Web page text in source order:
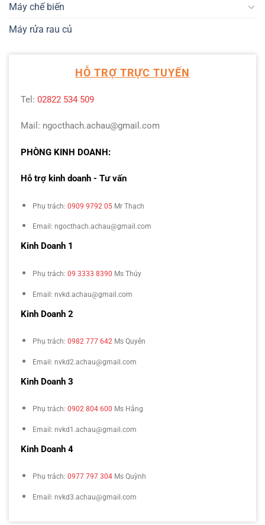
Máy chế biến
Máy rửa rau củ
HỖ TRỢ TRỰC TUYẾN
Tel: 02822 534 509
Mail: ngocthach.achau@gmail.com
PHÒNG KINH DOANH:
Hỗ trợ kinh doanh - Tư vấn
Phụ trách: 0909 9792 05 Mr Thạch
Email: ngocthach.achau@gmail.com
Kinh Doanh 1
Phụ trách: 09 3333 8390 Ms Thúy
Email: nvkd.achau@gmail.com
Kinh Doanh 2
Phụ trách: 0982 777 642 Ms Quyên
Email: nvkd2.achau@gmail.com
Kinh Doanh 3
Phụ trách: 0902 804 600 Ms Hằng
Email: nvkd1.achau@gmail.com
Kinh Doanh 4
Phụ trách: 0977 797 304 Ms Quỳnh
Email: nvkd3.achau@gmail.com